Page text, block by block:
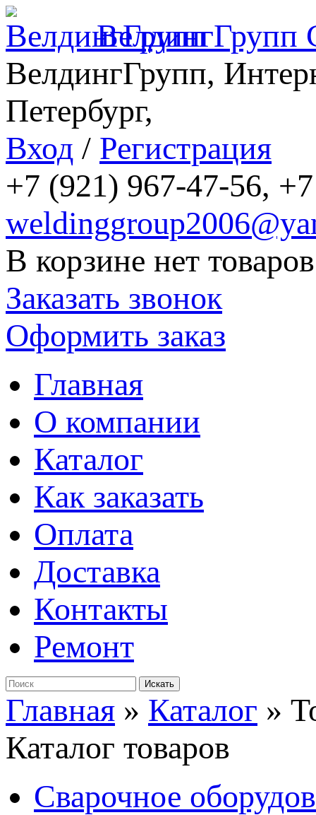
ВелдингГрупп
ВелдингГрупп,
Петербург,
Вход / Регистрация
+7 (921) 967-47-56,
В корзине нет товаров
Заказать звонок
Оформить заказ
Главная
О компании
Каталог
Как заказать
Оплата
Доставка
Контакты
Ремонт
Главная » Каталог »
Каталог товаров
Сварочное